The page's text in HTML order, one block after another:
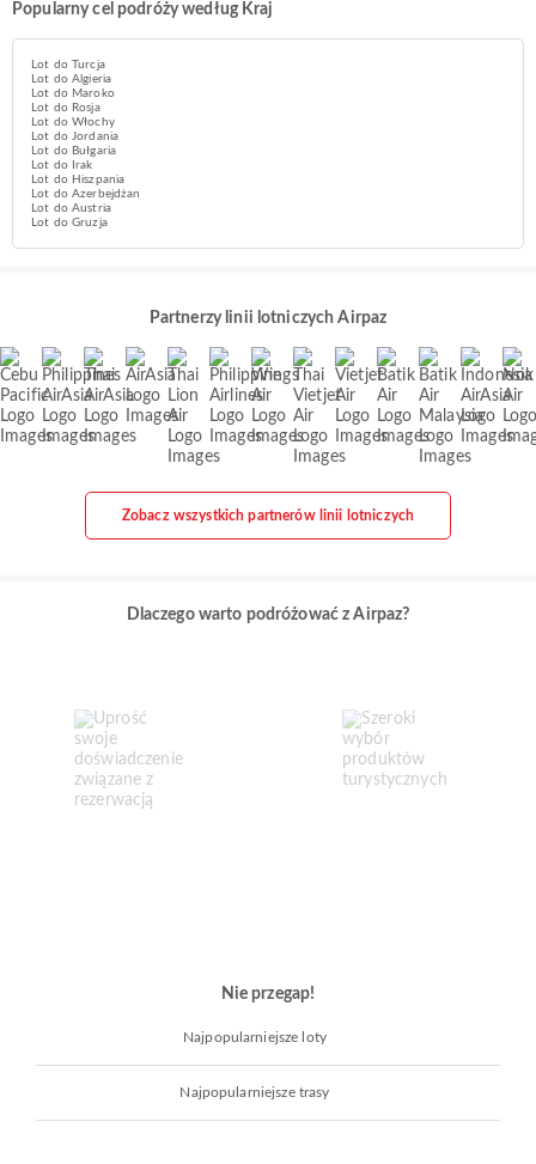
Popularny cel podróży według Kraj
Lot do Turcja
Lot do Algieria
Lot do Maroko
Lot do Rosja
Lot do Włochy
Lot do Jordania
Lot do Bułgaria
Lot do Irak
Lot do Hiszpania
Lot do Azerbejdżan
Lot do Austria
Lot do Gruzja
Partnerzy linii lotniczych Airpaz
Zobacz wszystkich partnerów linii lotniczych
Dlaczego warto podróżować z Airpaz?
Nie przegap!
Najpopularniejsze loty
Najpopularniejsze trasy